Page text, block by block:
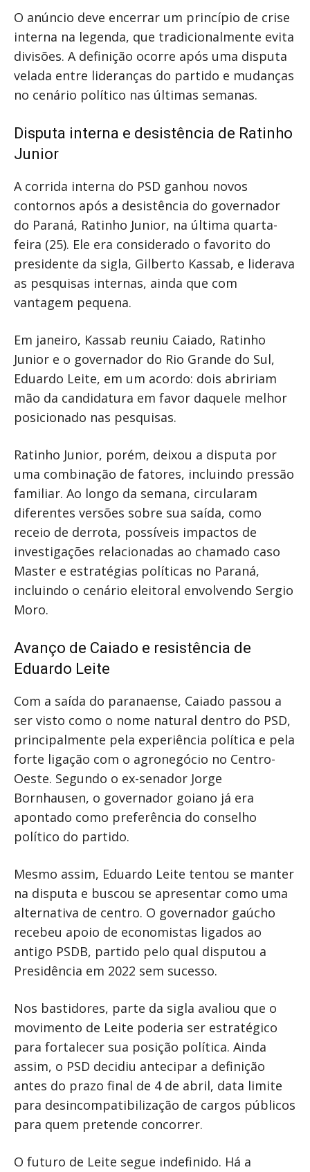
O anúncio deve encerrar um princípio de crise
interna na legenda, que tradicionalmente evita
divisões. A definição ocorre após uma disputa
velada entre lideranças do partido e mudanças
no cenário político nas últimas semanas.
Disputa interna e desistência de Ratinho
Junior
A corrida interna do PSD ganhou novos
contornos após a desistência do governador
do Paraná, Ratinho Junior, na última quarta-
feira (25). Ele era considerado o favorito do
presidente da sigla, Gilberto Kassab, e liderava
as pesquisas internas, ainda que com
vantagem pequena.
Em janeiro, Kassab reuniu Caiado, Ratinho
Junior e o governador do Rio Grande do Sul,
Eduardo Leite, em um acordo: dois abririam
mão da candidatura em favor daquele melhor
posicionado nas pesquisas.
Ratinho Junior, porém, deixou a disputa por
uma combinação de fatores, incluindo pressão
familiar. Ao longo da semana, circularam
diferentes versões sobre sua saída, como
receio de derrota, possíveis impactos de
investigações relacionadas ao chamado caso
Master e estratégias políticas no Paraná,
incluindo o cenário eleitoral envolvendo Sergio
Moro.
Avanço de Caiado e resistência de
Eduardo Leite
Com a saída do paranaense, Caiado passou a
ser visto como o nome natural dentro do PSD,
principalmente pela experiência política e pela
forte ligação com o agronegócio no Centro-
Oeste. Segundo o ex-senador Jorge
Bornhausen, o governador goiano já era
apontado como preferência do conselho
político do partido.
Mesmo assim, Eduardo Leite tentou se manter
na disputa e buscou se apresentar como uma
alternativa de centro. O governador gaúcho
recebeu apoio de economistas ligados ao
antigo PSDB, partido pelo qual disputou a
Presidência em 2022 sem sucesso.
Nos bastidores, parte da sigla avaliou que o
movimento de Leite poderia ser estratégico
para fortalecer sua posição política. Ainda
assim, o PSD decidiu antecipar a definição
antes do prazo final de 4 de abril, data limite
para desincompatibilização de cargos públicos
para quem pretende concorrer.
O futuro de Leite segue indefinido. Há a